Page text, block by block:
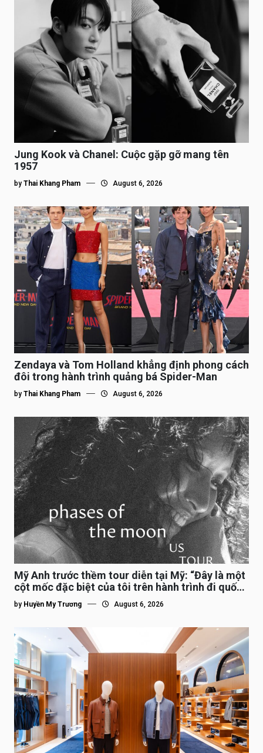
Jung Kook và Chanel: Cuộc gặp gỡ mang tên
1957
by Thai Khang Pham August 6, 2026
Zendaya và Tom Holland khẳng định phong cách
đôi trong hành trình quảng bá Spider-Man
by Thai Khang Pham August 6, 2026
Mỹ Anh trước thềm tour diễn tại Mỹ: “Đây là một
cột mốc đặc biệt của tôi trên hành trình đi quốc
tế”
by Huyền My Trương August 6, 2026